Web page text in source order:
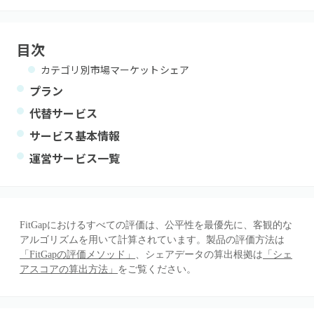
目次
カテゴリ別市場マーケットシェア
プラン
代替サービス
サービス基本情報
運営サービス一覧
FitGapにおけるすべての評価は、公平性を最優先に、客観的な
アルゴリズムを用いて計算されています。製品の評価方法は
「FitGapの評価メソッド」 、シェアデータの算出根拠は 「シェ
アスコアの算出方法」 をご覧ください。